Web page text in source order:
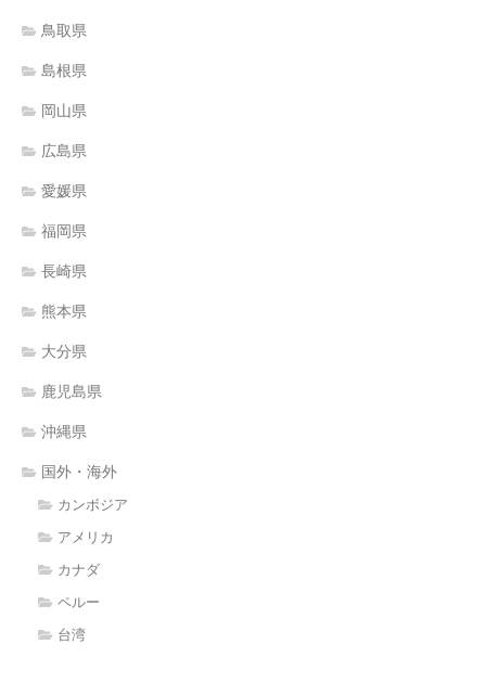
鳥取県
島根県
岡山県
広島県
愛媛県
福岡県
長崎県
熊本県
大分県
鹿児島県
沖縄県
国外・海外
カンボジア
アメリカ
カナダ
ペルー
台湾